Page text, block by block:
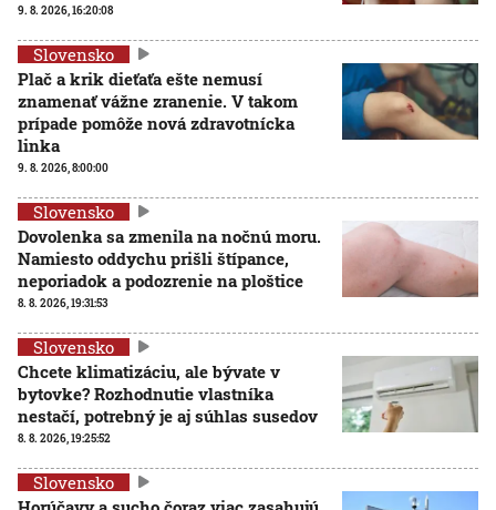
9. 8. 2026, 16:20:08
Slovensko
Plač a krik dieťaťa ešte nemusí
znamenať vážne zranenie. V takom
prípade pomôže nová zdravotnícka
linka
9. 8. 2026, 8:00:00
Slovensko
Dovolenka sa zmenila na nočnú moru.
Namiesto oddychu prišli štípance,
neporiadok a podozrenie na ploštice
8. 8. 2026, 19:31:53
Slovensko
Chcete klimatizáciu, ale bývate v
bytovke? Rozhodnutie vlastníka
nestačí, potrebný je aj súhlas susedov
8. 8. 2026, 19:25:52
Slovensko